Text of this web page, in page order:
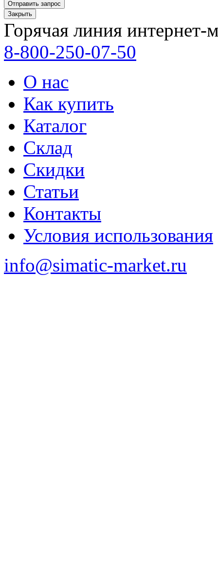
Закрыть
Горячая линия интернет-
8-800-250-07-50
О нас
Как купить
Каталог
Склад
Скидки
Статьи
Контакты
Условия использования
info@simatic-market.ru